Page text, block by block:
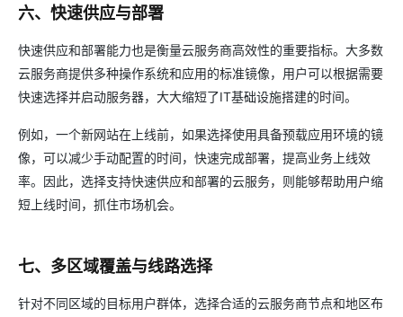
六、快速供应与部署
快速供应和部署能力也是衡量云服务商高效性的重要指标。大多数
云服务商提供多种操作系统和应用的标准镜像，用户可以根据需要
快速选择并启动服务器，大大缩短了IT基础设施搭建的时间。
例如，一个新网站在上线前，如果选择使用具备预载应用环境的镜
像，可以减少手动配置的时间，快速完成部署，提高业务上线效
率。因此，选择支持快速供应和部署的云服务，则能够帮助用户缩
短上线时间，抓住市场机会。
七、多区域覆盖与线路选择
针对不同区域的目标用户群体，选择合适的云服务商节点和地区布